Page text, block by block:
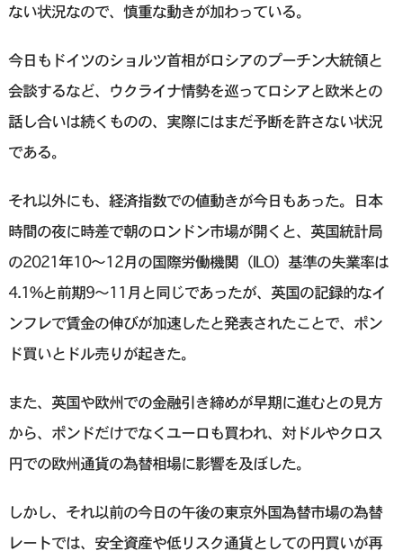
ない状況なので、慎重な動きが加わっている。
今日もドイツのショルツ首相がロシアのプーチン大統領と
会談するなど、ウクライナ情勢を巡ってロシアと欧米との
話し合いは続くものの、実際にはまだ予断を許さない状況
である。
それ以外にも、経済指数での値動きが今日もあった。日本
時間の夜に時差で朝のロンドン市場が開くと、英国統計局
の2021年10～12月の国際労働機関（ILO）基準の失業率は
4.1%と前期9～11月と同じであったが、英国の記録的なイ
ンフレで賃金の伸びが加速したと発表されたことで、ポン
ド買いとドル売りが起きた。
また、英国や欧州での金融引き締めが早期に進むとの見方
から、ポンドだけでなくユーロも買われ、対ドルやクロス
円での欧州通貨の為替相場に影響を及ぼした。
しかし、それ以前の今日の午後の東京外国為替市場の為替
レートでは、安全資産や低リスク通貨としての円買いが再